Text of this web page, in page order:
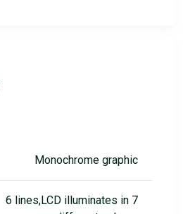
Monochrome graphic
6 lines,LCD illuminates in 7